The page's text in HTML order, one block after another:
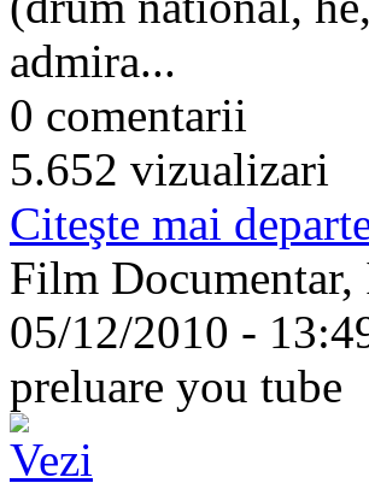
admira...
0 comentarii
5.652 vizualizari
Citeşte mai
Film
05/12/2010 -
preluare you tube